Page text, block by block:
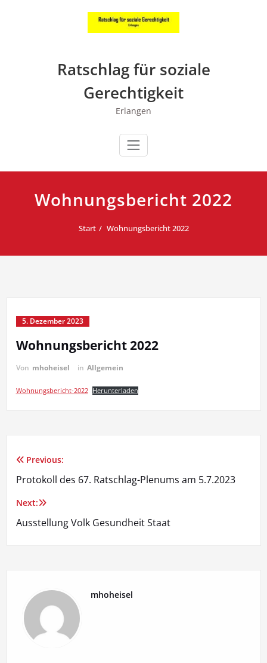
Ratschlag für soziale
Gerechtigkeit
Erlangen
Wohnungsbericht 2022
Start Wohnungsbericht 2022
5. Dezember 2023
Wohnungsbericht 2022
Von mhoheisel in Allgemein
Wohnungsbericht-2022 Herunterladen
Beitragsnavigation
Previous:
Protokoll des 67. Ratschlag-Plenums am 5.7.2023
Next:
Ausstellung Volk Gesundheit Staat
mhoheisel